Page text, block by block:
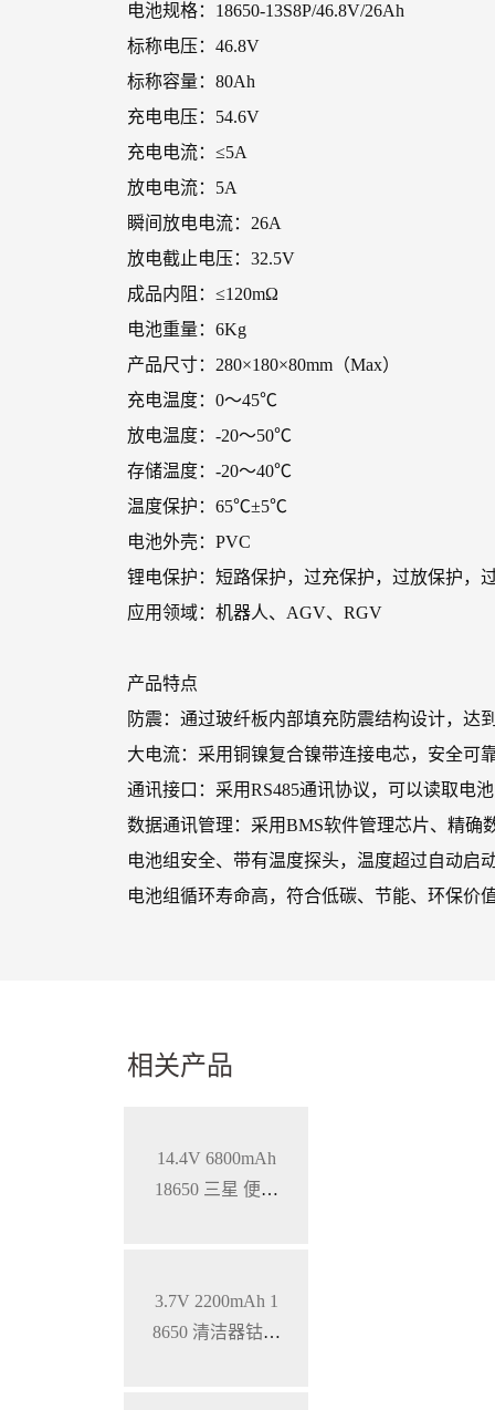
电池规格：18650-13S8P/46.8V/26Ah
标称电压：46.8V
标称容量：80Ah
充电电压：54.6V
充电电流：≤5A
放电电流：5A
瞬间放电电流：26A
放电截止电压：32.5V
成品内阻：≤120mΩ
电池重量：6Kg
产品尺寸：280×180×80mm（Max）
充电温度：0～45℃
放电温度：-20～50℃
存储温度：-20～40℃
温度保护：65℃±5℃
电池外壳：PVC
锂电保护：短路保护，过充保护，过放保护，
应用领域：机器人、AGV、RGV
产品特点
防震：通过玻纤板内部填充防震结构设计，达
大电流：采用铜镍复合镍带连接电芯，安全可
通讯接口：采用RS485通讯协议，可以读取电
数据通讯管理：采用BMS软件管理芯片、精确
电池组安全、带有温度探头，温度超过自动启
电池组循环寿命高，符合低碳、节能、环保价
相关产品
14.4V 6800mAh
18650 三星 便携
3.7V 2200mAh 1
8650 清洁器钴酸